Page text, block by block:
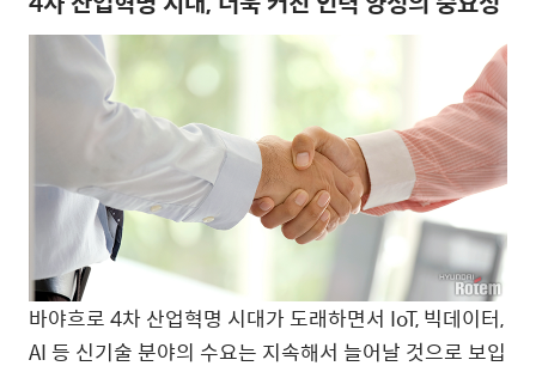
바야흐로 4차 산업혁명 시대가 도래하면서 IoT, 빅데이터,
AI 등 신기술 분야의 수요는 지속해서 늘어날 것으로 보입